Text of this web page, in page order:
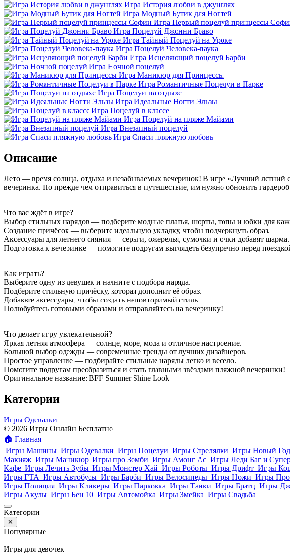
Игра История любви в джунглях
Игра Модный Бутик для Ногтей
Игра Первый поцелуй принцессы
Игра Поцелуй Джонни Браво
Игра Тайный Поцелуй на Уроке
Игра Поцелуй Человека-паука
Игра Исцеляющий поцелуй Барби
Игра Ночной поцелуй
Игра Маникюр для Принцессы
Игра Романтичные Поцелуи в Парке
Игра Поцелуи на отдыхе
Игра Идеальные Ногти Эльзы
Игра Поцелуй в классе
Игра Поцелуй на пляже Майами
Игра Внезапный поцелуй
Игра Спаси пляжную любовь
Описание
Лето — время солнца, отдыха и незабываемых вечеринок! В игре «Лучший летний
вечеринка. Но прежде чем отправиться в путешествие, им нужно обновить
Что вас ждёт в игре?
Выбор стильных нарядов — подберите модные платья, шорты, топы и юбки для
Создание причёсок — выберите идеальную укладку, чтобы подчеркнуть образ.
Аксессуары для летнего сияния — серьги, ожерелья, сумочки и очки добавят шарма.
Подготовка к вечеринке — помогите подругам выглядеть безупречно перед
Как играть?
Выберите одну из девушек и начните с подбора наряда.
Подберите стильную причёску, которая дополнит её образ.
Добавьте аксессуары, чтобы создать неповторимый стиль.
Полюбуйтесь готовыми образами и отправляйтесь на вечеринку!
Что делает игру увлекательной?
Яркая летняя атмосфера — солнце, море, мода и отличное настроение.
Большой выбор одежды — современные тренды от лучших дизайнеров.
Простое управление — подбирайте стильные наряды легко и весело.
Помогите подругам преобразиться и стать главными звёздами пляжной вечеринки!
Оригинальное название: BFF Summer Shine Look
Категории
Игры Одевалки
© 2026 Игры Онлайн Бесплатно
🏠 Главная
Игры Машины Игры Одевалки Игры Поцелуи Игры Стрелялки Игры Новый Год
Макияж Игры Маникюр Игры про Зомби Игры Амонг Ас Игры Леди Баг и
Кафе Игры Лечить Зубы Игры Монстер Хай Игры Роботы Игры Дрифт Игры
Игры ГТА Игры Автобусы Игры Барби Игры Велосипеды Игры Ножи Игры Про
Игры Полиция Игры Кликеры Игры Парковка Игры Танки Игры Братц Игры
Игры Акулы Игры Бен 10 Игры Автомойка Игры Змейка Игры Свадьба
Категории
✕
Популярные
Игры для девочек